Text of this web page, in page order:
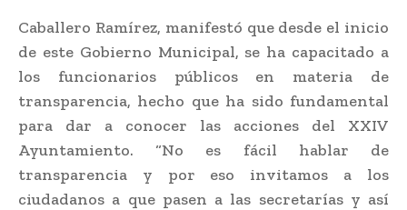
Caballero Ramírez, manifestó que desde el inicio
de este Gobierno Municipal, se ha capacitado a
los funcionarios públicos en materia de
transparencia, hecho que ha sido fundamental
para dar a conocer las acciones del XXIV
Ayuntamiento. “No es fácil hablar de
transparencia y por eso invitamos a los
ciudadanos a que pasen a las secretarías y así